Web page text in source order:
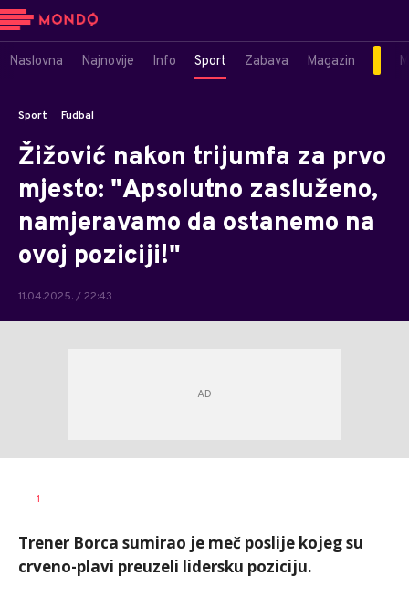
Naslovna Najnovije Info Sport Zabava Magazin
Sport Fudbal
Žižović nakon trijumfa za prvo
mjesto: "Apsolutno zasluženo,
namjeravamo da ostanemo na
ovoj poziciji!"
11.04.2025. / 22:43
AUTOR
1
Trener Borca sumirao je meč poslije kojeg su
crveno-plavi preuzeli lidersku poziciju.